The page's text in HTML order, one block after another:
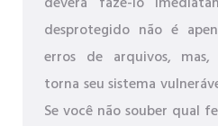
desprotegido não é
erros de arquivos,
torna seu sistema
Se você não souber qual